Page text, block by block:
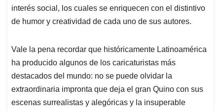
interés social, los cuales se enriquecen con el distintivo
de humor y creatividad de cada uno de sus autores.
Vale la pena recordar que históricamente Latinoamérica
ha producido algunos de los caricaturistas más
destacados del mundo: no se puede olvidar la
extraordinaria impronta que deja el gran Quino con sus
escenas surrealistas y alegóricas y la insuperable